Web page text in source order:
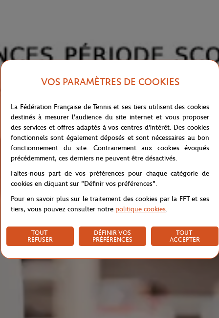
VOS PARAMÈTRES DE COOKIES
La Fédération Française de Tennis et ses tiers utilisent des cookies
destinés à mesurer l'audience du site internet et vous proposer
des services et offres adaptés à vos centres d'intérêt. Des cookies
fonctionnels sont également déposés et sont nécessaires au bon
fonctionnement du site. Contrairement aux cookies évoqués
précédemment, ces derniers ne peuvent être désactivés.
Faites-nous part de vos préférences pour chaque catégorie de
cookies en cliquant sur "Définir vos préférences".
Pour en savoir plus sur le traitement des cookies par la FFT et ses
tiers, vous pouvez consulter notre politique cookies.
TOUT
REFUSER
DÉFINIR VOS
PRÉFÉRENCES
TOUT
ACCEPTER